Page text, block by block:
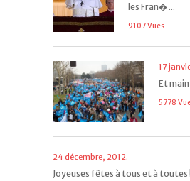
les Fran� ...
9107 Vues
17
Et
5778
24 décembre, 2012.
Joyeuses fêtes à tous et à toutes